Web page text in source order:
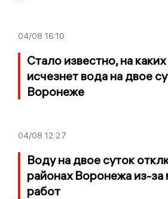
04/08 16:10
Стало известно, на
исчезнет вода на двое
Воронеже
04/08 12:27
Воду на двое суток
районах Воронежа из-
работ